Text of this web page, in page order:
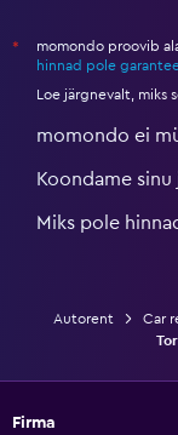
*
momondo proovib
hinnad pole
Loe järgnevalt, miks
momondo ei
Koondame
Miks pole
Autorent Car
Firma